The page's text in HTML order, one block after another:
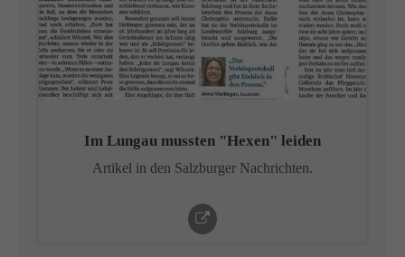
Aenean commodo ligula eget dolor. Aenean massa.
Cum sociis natoque penatibus et magnis dis parturient
montes, nascetur ridiculus mus. Donec quam felis,
ultricies nec.
Im Lungau mussten "Hexen" leiden
Artikel in den Salzburger Nachrichten.